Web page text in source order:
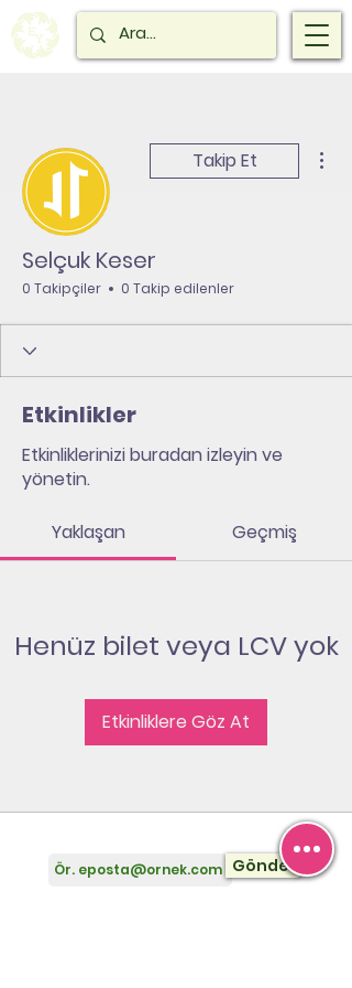
Takip Et
Selçuk Keser
0 Takipçiler 0 Takip edilenler
Etkinlikler
Etkinliklerinizi buradan izleyin ve
yönetin.
Yaklaşan Geçmiş
Henüz bilet veya LCV yok
Etkinliklere Göz At
Gönder